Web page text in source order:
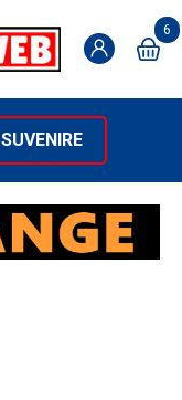
6
SUVENIRE